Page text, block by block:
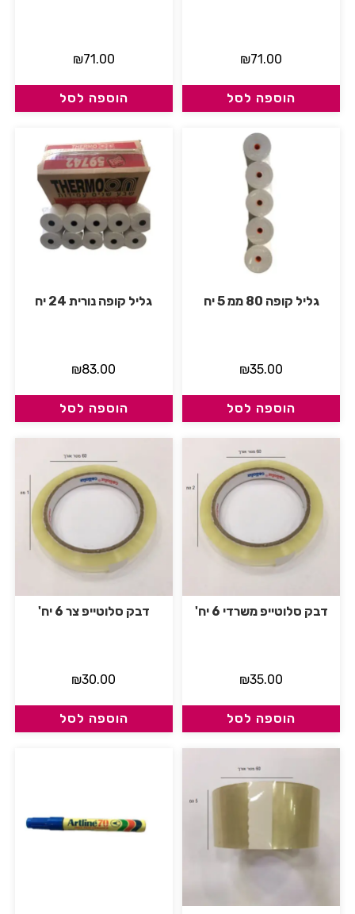
₪71.00
הוספה לסל
₪71.00
הוספה לסל
גליל קופה 80 ממ 5 יח
₪35.00
הוספה לסל
גליל קופה נורית 24 יח
₪83.00
הוספה לסל
דבק סלוטייפ משרדי 6 יח'
₪35.00
הוספה לסל
דבק סלוטייפ צר 6 יח'
₪30.00
הוספה לסל